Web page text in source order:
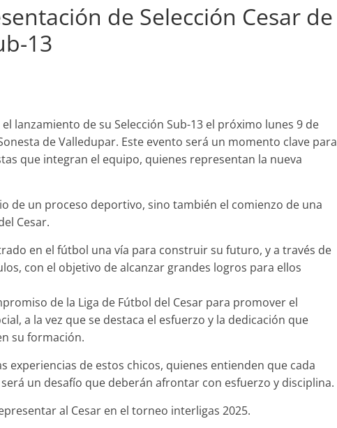
de Selección Cesar de
13
lanzamiento de su Selección Sub-13 el próximo lunes 9 de
de Valledupar. Este evento será un momento clave para
que integran el equipo, quienes representan la nueva
de un proceso deportivo, sino también el comienzo de una
Cesar.
en el fútbol una vía para construir su futuro, y a través de
con el objetivo de alcanzar grandes logros para ellos
de la Liga de Fútbol del Cesar para promover el
a la vez que se destaca el esfuerzo y la dedicación que
su formación.
experiencias de estos chicos, quienes entienden que cada
un desafío que deberán afrontar con esfuerzo y disciplina.
al Cesar en el torneo interligas 2025.